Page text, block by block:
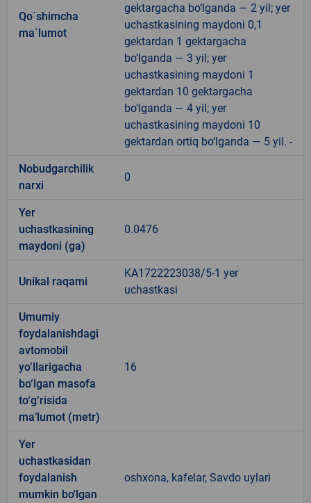
Qo`shimcha
ma`lumot
gektargacha bo‘lganda — 2 yil; yer
uchastkasining maydoni 0,1
gektardan 1 gektargacha
bo‘lganda — 3 yil; yer
uchastkasining maydoni 1
gektardan 10 gektargacha
bo‘lganda — 4 yil; yer
uchastkasining maydoni 10
gektardan ortiq bo‘lganda — 5 yil. -
Nobudgarchilik
narxi
0
Yer
uchastkasining
maydoni (ga)
0.0476
Unikal raqami
KA1722223038/5-1 yer
uchastkasi
Umumiy
foydalanishdagi
avtomobil
yo‘llarigacha
bo‘lgan masofa
to‘g‘risida
ma’lumot (metr)
16
Yer
uchastkasidan
foydalanish
mumkin bo'lgan
oshxona, kafelar, Savdo uylari